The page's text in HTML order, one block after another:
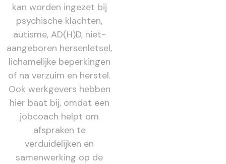
kan worden ingezet bij
psychische klachten,
autisme, AD(H)D, niet-
aangeboren hersenletsel,
lichamelijke beperkingen
of na verzuim en herstel.
Ook werkgevers hebben
hier baat bij, omdat een
jobcoach helpt om
afspraken te
verduidelijken en
samenwerking op de